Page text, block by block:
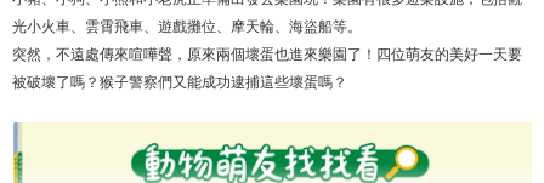
光小火車、雲霄飛車、遊戲攤位、摩天輪、海盜船等。
突然，不遠處傳來喧嘩聲，原來兩個壞蛋也進來樂園了！四位萌友的美好一天要
被破壞了嗎？猴子警察們又能成功逮捕這些壞蛋嗎？